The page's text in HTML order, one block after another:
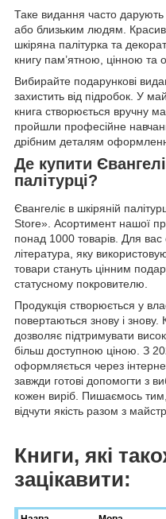
Таке видання часто
або близьким людям.
шкіряна палітурка та
книгу пам’ятною, цінною та
Вибирайте подарункові
захистить від підробок. У
книга створюється вручну
пройшли професійне
дрібним деталям
Де купити
палітурці?
Євангеліє в шкіряній
Store». Асортимент нашої
понад 1000 товарів. Для вас
література, яку
товари стануть цінним
статусному покровителю.
Продукція створюється у
повертаються знову і
дозволяє підтримувати
більш доступною ціною. З
оформляється через
завжди готові допомогти з
кожен виріб. Пишаємось
відчути якість разом з
Книги, які
зацікавити: